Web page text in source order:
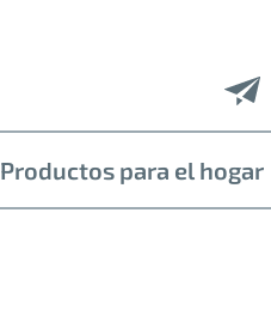
Productos para el hogar